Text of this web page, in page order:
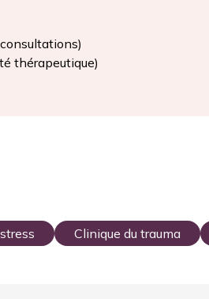
thérapeutique)
Clinique du trauma